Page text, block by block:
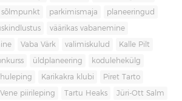
sõlmpunkt parkimismaja planeeringud
väärikas vabanemine
Vaba Värk valimiskulud Kalle Pilt
üldplaneering kodulehekülg
Karikakra klubi Piret Tarto
Vene piirileping Tartu Heaks Jüri-Ott Salm